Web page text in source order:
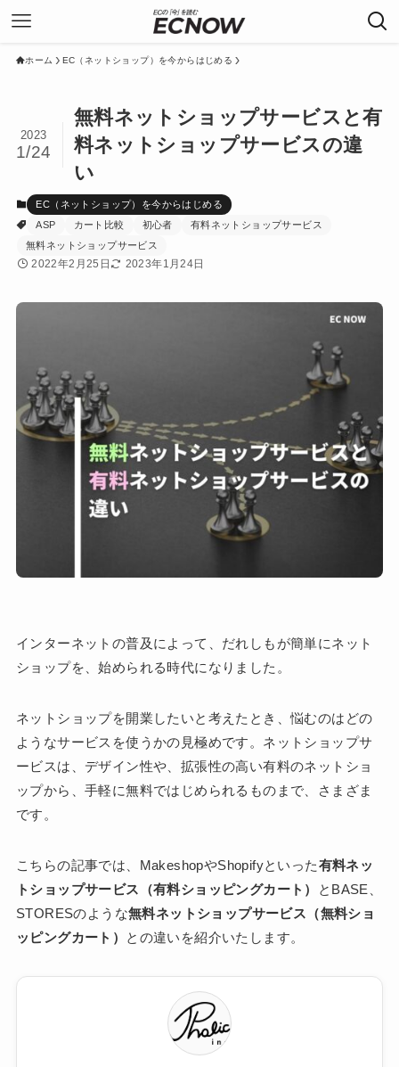
ホーム EC（ネットショップ）を今からはじめる
無料ネットショップサービスと有
料ネットショップサービスの違
い
2023
1/24
EC（ネットショップ）を今からはじめる
ASP
カート比較 初心者
有料ネットショップサービス
無料ネットショップサービス
2022年2月25日 2023年1月24日
インターネットの普及によって、だれしもが簡単にネット
ショップを、始められる時代になりました。
ネットショップを開業したいと考えたとき、悩むのはどの
ようなサービスを使うかの見極めです。ネットショップサ
ービスは、デザイン性や、拡張性の高い有料のネットショ
ップから、手軽に無料ではじめられるものまで、さまざま
です。
こちらの記事では、MakeshopやShopifyといった有料ネッ
トショップサービス（有料ショッピングカート）
とBASE、
STORESのような無料ネットショップサービス（無料ショ
ッピングカート）
との違いを紹介いたします。